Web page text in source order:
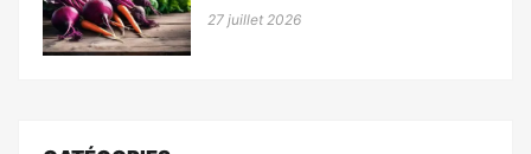
27 juillet 2026